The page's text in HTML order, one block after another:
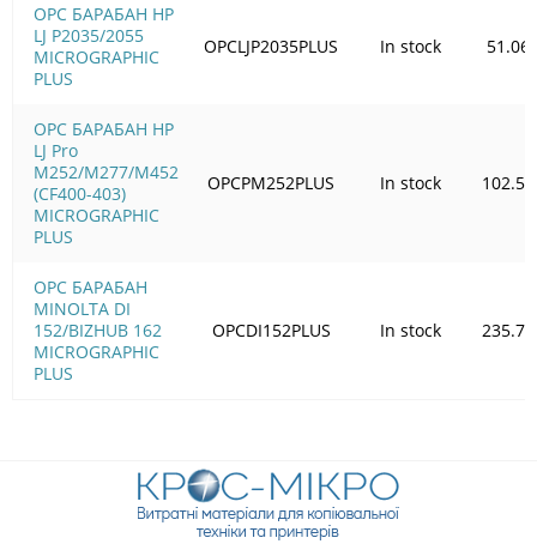
OPC БАРАБАН HP
LJ P2035/2055
MICROGRAPHIC
PLUS
OPC БАРАБАН HP
LJ Pro
M252/M277/M452
(CF400-403)
MICROGRAPHIC
PLUS
OPC БАРАБАН
MINOLTA DI
152/BIZHUB 162
MICROGRAPHIC
PLUS
OPCLJP2035PLUS In stock 51.06
OPCPM252PLUS In stock 102.56
OPCDI152PLUS In stock 235.76